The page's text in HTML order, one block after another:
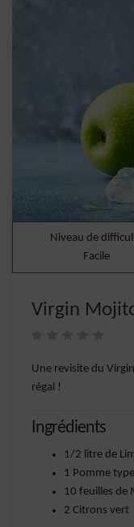
Niveau de
Facile
Virgin
Une revisite du
régal !
Ingrédients
1/2 litre de
1 Pomme
10 feuilles de
2 Citrons vert